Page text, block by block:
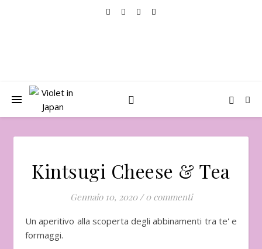
Kintsugi Cheese & Tea
Gennaio 10, 2020 / 0 commenti
Un aperitivo alla scoperta degli abbinamenti tra te' e
formaggi.